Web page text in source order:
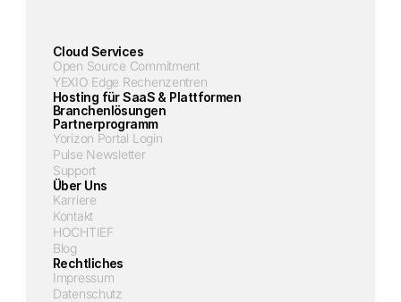
Cloud Services
Open Source Commitment
YEXIO Edge Rechenzentren
Hosting für SaaS & Plattformen
Branchenlösungen
Partnerprogramm
Yorizon Portal Login
Pulse Newsletter
Support
Über Uns
Karriere
Kontakt
HOCHTIEF
Blog
Rechtliches
Impressum
Datenschutz